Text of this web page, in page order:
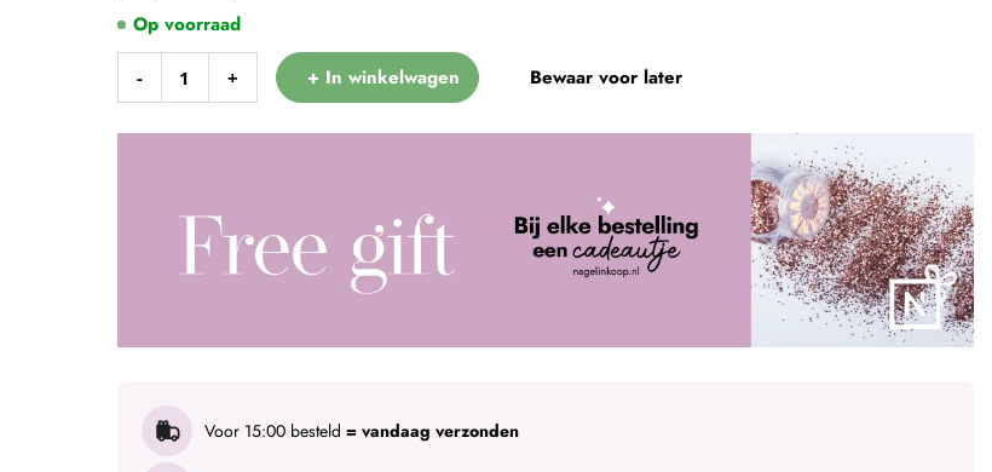
- + + In winkelwagen Bewaar voor later
Voor 15:00 besteld = vandaag verzonden
Op voorraad